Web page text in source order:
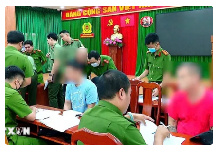
Đảm bảo an toàn bức xạ và hạt nhân
phục vụ chiến lược phát triển quốc
gia
30/07/2026 04:37
Phát hiện loài khủng long sinh sống
cách đây 210 triệu năm
30/07/2026 01:45